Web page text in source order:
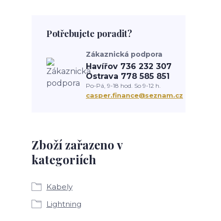
Zboží zařazeno v
kategoriích
Kabely
Lightning
Potřebujete poradit?
Zákaznická podpora
Havířov 736 232 307
Ostrava 778 585 851
Po-Pá, 9-18 hod. So 9-12 h.
casper.finance@seznam.cz